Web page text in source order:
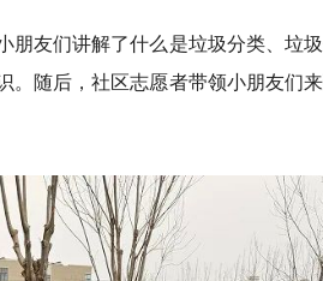
友们讲解了什么是垃圾分类、垃
随后，社区志愿者带领小朋友们